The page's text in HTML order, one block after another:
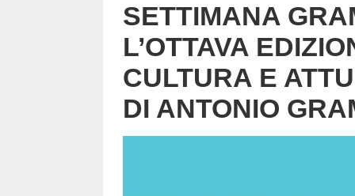
SETTIMANA
L’OTTAVA
CULTURA E
DI ANTONIO